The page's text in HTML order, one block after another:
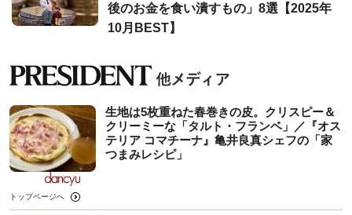
後のお金を食い潰すもの」8選【2025年
10月BEST】
生地は5枚重ねた春巻きの皮。クリスピー＆
クリーミーな「タルト・フランベ」／『オス
テリア コマチーナ』亀井良真シェフの「家
つまみレシピ」
トップページへ